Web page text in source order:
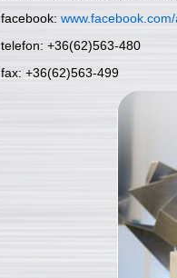
facebook:
telefon: +36(62)563-480
fax: +36(62)563-499